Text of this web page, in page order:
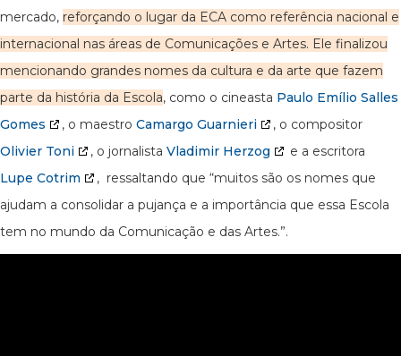
mercado, reforçando o lugar da ECA como referência nacional e
internacional nas áreas de Comunicações e Artes. Ele finalizou
mencionando grandes nomes da cultura e da arte que fazem
parte da história da Escola, como o cineasta Paulo Emílio Salles
Gomes
, o maestro Camargo Guarnieri
, o compositor
Olivier Toni
, o jornalista Vladimir Herzog
e a escritora
Lupe Cotrim
, ressaltando que “muitos são os nomes que
ajudam a consolidar a pujança e a importância que essa Escola
tem no mundo da Comunicação e das Artes.”.